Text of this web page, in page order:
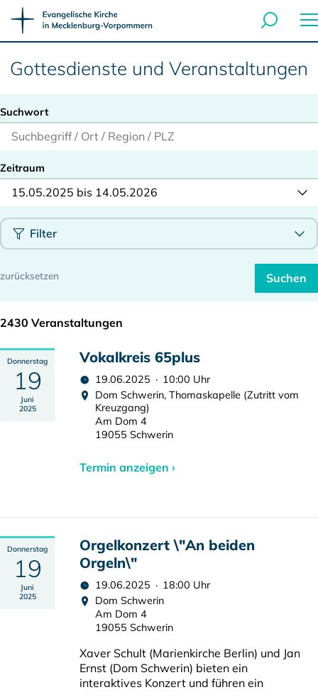
Gottesdienste und Veranstaltungen
Suchwort
Zeitraum
15.05.2025 bis 14.05.2026
Filter
2430 Veranstaltungen
Donnerstag
19
Juni
2025
Vokalkreis 65plus
19.06.2025 · 10:00 Uhr
Dom Schwerin, Thomaskapelle (Zutritt vom
Kreuzgang)
Am Dom 4
19055 Schwerin
Termin anzeigen ›
Donnerstag
19
Juni
2025
Orgelkonzert \"An beiden
Orgeln\"
19.06.2025 · 18:00 Uhr
Dom Schwerin
Am Dom 4
19055 Schwerin
Xaver Schult (Marienkirche Berlin) und Jan
Ernst (Dom Schwerin) bieten ein
interaktives Konzert und führen ein